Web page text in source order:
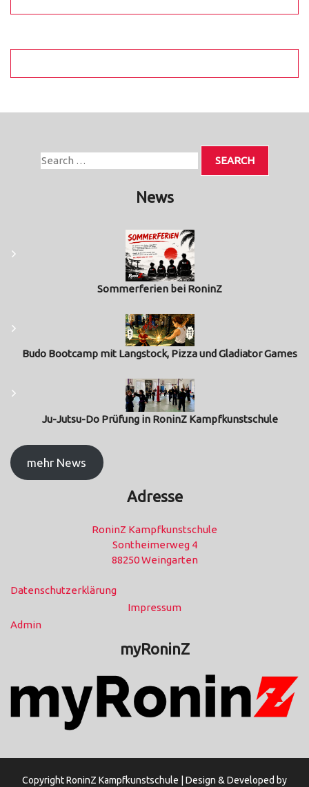
News
Sommerferien bei RoninZ
Budo Bootcamp mit Langstock, Pizza und Gladiator Games
Ju-Jutsu-Do Prüfung in RoninZ Kampfkunstschule
mehr News
Adresse
RoninZ Kampfkunstschule
Sontheimerweg 4
88250 Weingarten
Datenschutzerklärung
Impressum
Admin
myRoninZ
Copyright RoninZ Kampfkunstschule | Design & Developed by